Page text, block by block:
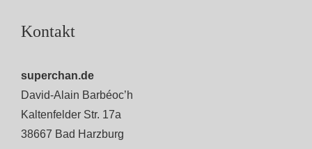
Kontakt
superchan.de
David-Alain Barbéoc’h
Kaltenfelder Str. 17a
38667 Bad Harzburg